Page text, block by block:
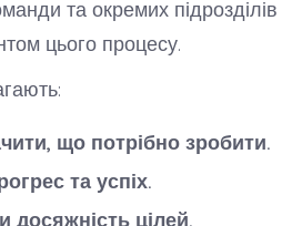
та окремих підрозділів
цього процесу.
що потрібно зробити.
та успіх.
досяжність цілей.